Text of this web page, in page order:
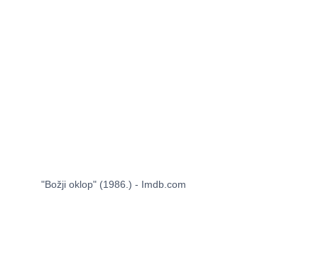
"Božji oklop" (1986.) - Imdb.com